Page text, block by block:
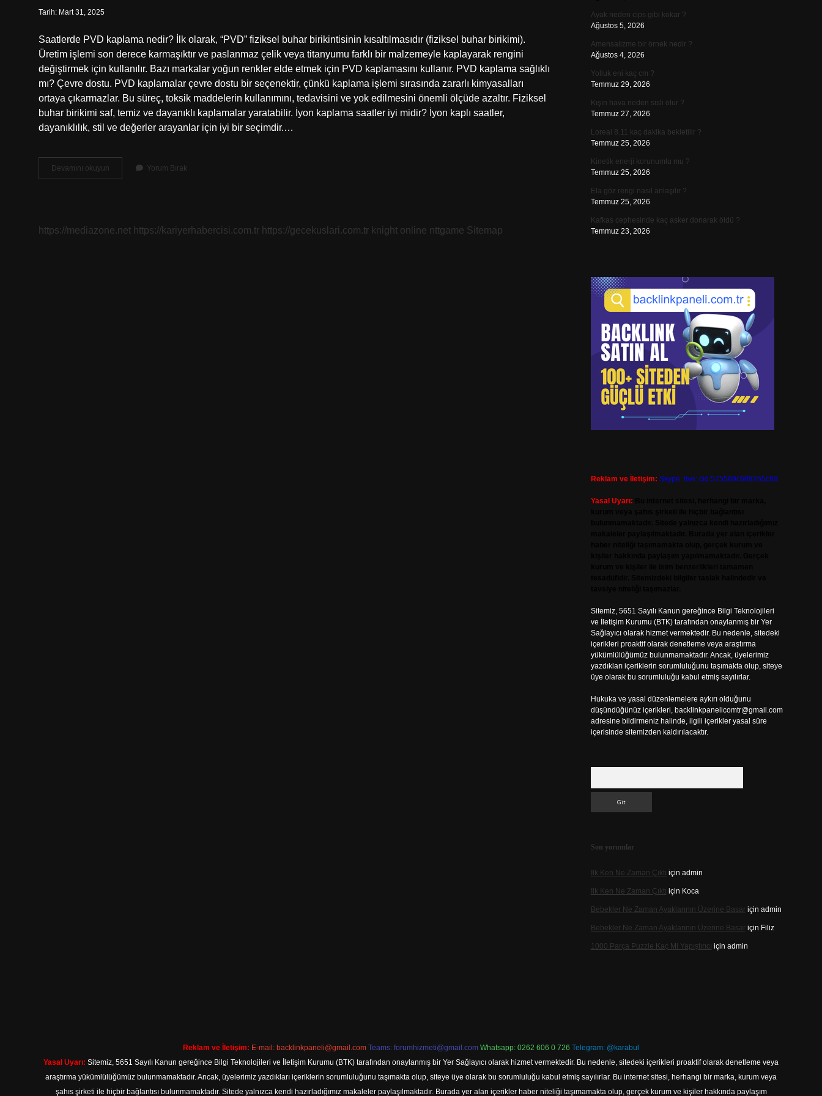
Tarih: Mart 31, 2025
Saatlerde PVD kaplama nedir? İlk olarak, “PVD” fiziksel buhar birikintisinin kısaltılmasıdır (fiziksel buhar birikimi).
Üretim işlemi son derece karmaşıktır ve paslanmaz çelik veya titanyumu farklı bir malzemeyle kaplayarak rengini
değiştirmek için kullanılır. Bazı markalar yoğun renkler elde etmek için PVD kaplamasını kullanır. PVD kaplama sağlıklı
mı? Çevre dostu. PVD kaplamalar çevre dostu bir seçenektir, çünkü kaplama işlemi sırasında zararlı kimyasalları
ortaya çıkarmazlar. Bu süreç, toksik maddelerin kullanımını, tedavisini ve yok edilmesini önemli ölçüde azaltır. Fiziksel
buhar birikimi saf, temiz ve dayanıklı kaplamalar yaratabilir. İyon kaplama saatler iyi midir? İyon kaplı saatler,
dayanıklılık, stil ve değerler arayanlar için iyi bir seçimdir.…
Devamını okuyun
Nedir
Yorum Bırak
https://mediazone.net https://kariyerhabercisi.com.tr https://gecekuslari.com.tr knight online nttgame Sitemap
Ayak neden cips gibi kokar ?
Ağustos 5, 2026
Amensalizme bir örnek nedir ?
Ağustos 4, 2026
Yolluk eni kaç cm ?
Temmuz 29, 2026
Kışın hava neden sisli olur ?
Temmuz 27, 2026
Loreal 8.11 kaç dakika bekletilir ?
Temmuz 25, 2026
Kinetik enerji korunumlu mu ?
Temmuz 25, 2026
Ela göz rengi nasıl anlaşılır ?
Temmuz 25, 2026
Kafkas cephesinde kaç asker donarak öldü ?
Temmuz 23, 2026
Reklam ve İletişim: Skype: live:.cid.575569c608265c69
Yasal Uyarı:
Sitemiz, 5651 Sayılı Kanun gereğince Bilgi Teknolojileri
ve İletişim Kurumu (BTK) tarafından onaylanmış bir Yer
Sağlayıcı olarak hizmet vermektedir. Bu nedenle, sitedeki
içerikleri proaktif olarak denetleme veya araştırma
yükümlülüğümüz bulunmamaktadır. Ancak, üyelerimiz
yazdıkları içeriklerin sorumluluğunu taşımakta olup, siteye
üye olarak bu sorumluluğu kabul etmiş sayılırlar.
Hukuka ve yasal düzenlemelere aykırı olduğunu
düşündüğünüz içerikleri, backlinkpanelicomtr@gmail.com
adresine bildirmeniz halinde, ilgili içerikler yasal süre
içerisinde sitemizden kaldırılacaktır.
Son yorumlar
Ilk Ken Ne Zaman Çıktı için admin
Ilk Ken Ne Zaman Çıktı için Koca
Bebekler Ne Zaman Ayaklarının Üzerine Basariçin admin
Bebekler Ne Zaman Ayaklarının Üzerine Basariçin Filiz
1000 Parça Puzzle Kaç Ml Yapıştırıcı için admin
Reklam ve İletişim: E-mail: backlinkpaneli@gmail.com Teams: forumhizmeti@gmail.com Whatsapp: 0262 606 0 726 Telegram: @karabul
Yasal Uyarı: Sitemiz, 5651 Sayılı Kanun gereğince Bilgi Teknolojileri ve İletişim Kurumu (BTK) tarafından onaylanmış bir Yer Sağlayıcı olarak hizmet vermektedir. Bu nedenle, sitedeki içerikleri proaktif olarak denetleme veya
araştırma yükümlülüğümüz bulunmamaktadır. Ancak, üyelerimiz yazdıkları içeriklerin sorumluluğunu taşımakta olup, siteye üye olarak bu sorumluluğu kabul etmiş sayılırlar. Bu internet sitesi, herhangi bir marka, kurum veya
şahıs şirketi ile hiçbir bağlantısı bulunmamaktadır. Sitede yalnızca kendi hazırladığımız makaleler paylaşılmaktadır. Burada yer alan içerikler haber niteliği taşımamakta olup, gerçek kurum ve kişiler hakkında paylaşım